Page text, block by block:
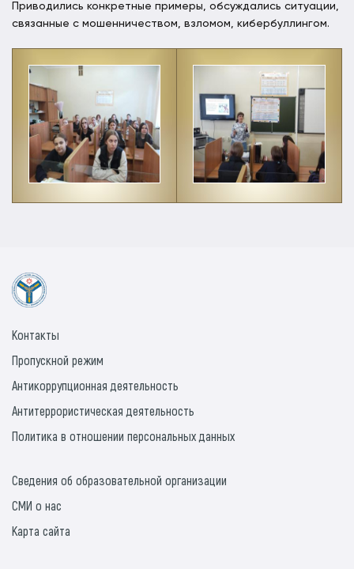
Приводились конкретные примеры, обсуждались ситуации,
связанные с мошенничеством, взломом, кибербуллингом.
Контакты
Пропускной режим
Антикоррупционная деятельность
Антитеррористическая деятельность
Политика в отношении персональных данных
Сведения об образовательной организации
СМИ о нас
Карта сайта